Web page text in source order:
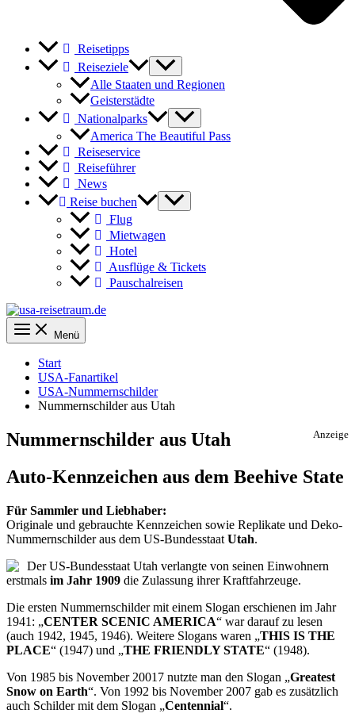
Reisetipps
Reiseziele
Alle Staaten und Regionen
Geisterstädte
Nationalparks
America The Beautiful Pass
Reiseservice
Reiseführer
News
Reise buchen
Flug
Mietwagen
Hotel
Ausflüge & Tickets
Pauschalreisen
Menü
Start
USA-Fanartikel
USA-Nummernschilder
Nummernschilder aus Utah
Anzeige
Nummernschilder aus Utah
Auto-Kennzeichen aus dem Beehive State
Für Sammler und Liebhaber:
Originale und gebrauchte Kennzeichen sowie Replikate und Deko-
Nummernschilder aus dem US-Bundesstaat Utah.
Der US-Bundesstaat Utah verlangte von seinen Einwohnern
erstmals im Jahr 1909 die Zulassung ihrer Kraftfahrzeuge.
Die ersten Nummernschilder mit einem Slogan erschienen im Jahr
1941: „CENTER SCENIC AMERICA“ war darauf zu lesen
(auch 1942, 1945, 1946). Weitere Slogans waren „THIS IS THE
PLACE“ (1947) und „THE FRIENDLY STATE“ (1948).
Von 1985 bis November 20017 nutzte man den Slogan „Greatest
Snow on Earth“. Von 1992 bis November 2007 gab es zusätzlich
auch Schilder mit dem Slogan „Centennial“.